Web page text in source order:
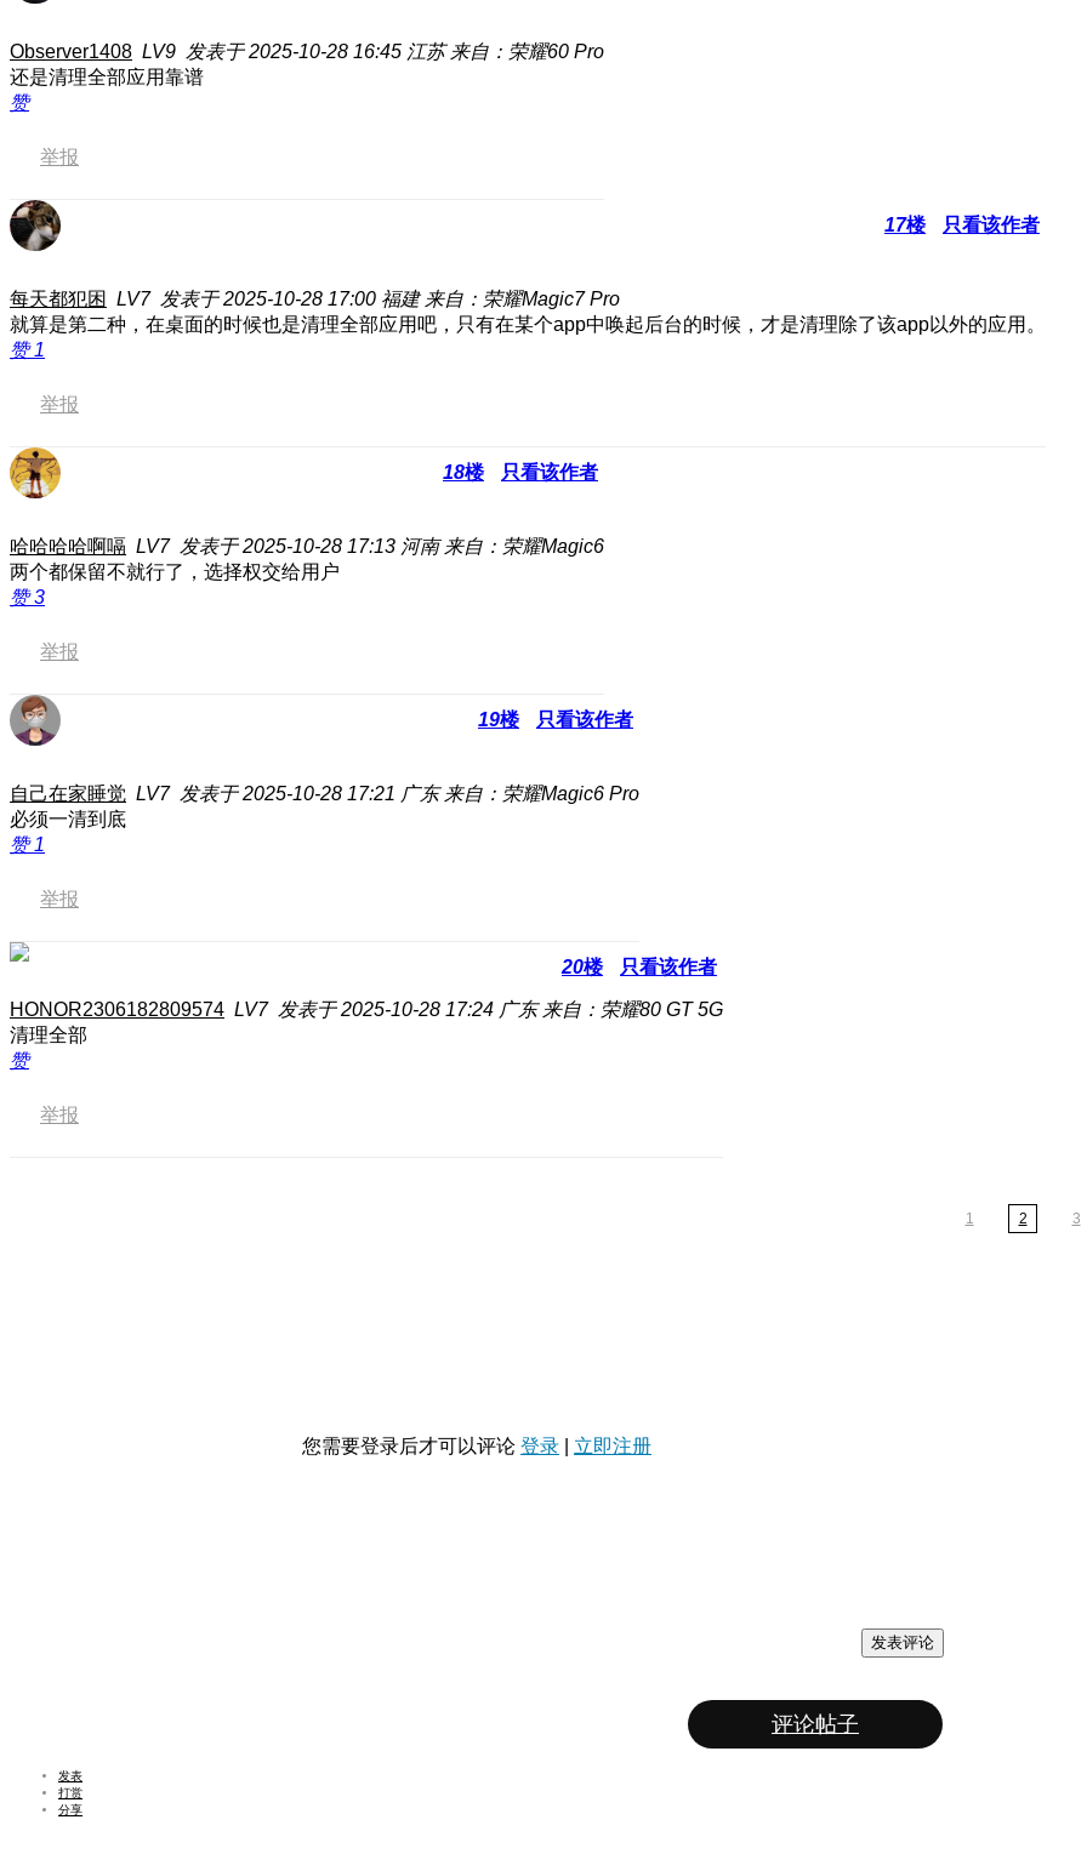
Observer1408 LV9 发表于 2025-10-28 16:45 江苏 来自：荣耀60 Pro
还是清理全部应用靠谱
赞
举报
17楼 只看该作者
每天都犯困 LV7 发表于 2025-10-28 17:00 福建 来自：荣耀Magic7 Pro
就算是第二种，在桌面的时候也是清理全部应用吧，只有在某个app中唤起后台的时候，才是清理除了该app以外的应用。
赞1
举报
18楼 只看该作者
哈哈哈哈啊嗝 LV7 发表于 2025-10-28 17:13 河南 来自：荣耀Magic6
两个都保留不就行了，选择权交给用户
赞3
举报
19楼 只看该作者
自己在家睡觉 LV7 发表于 2025-10-28 17:21 广东 来自：荣耀Magic6 Pro
必须一清到底
赞1
举报
20楼 只看该作者
HONOR2306182809574 LV7 发表于 2025-10-28 17:24 广东 来自：荣耀80 GT 5G
清理全部
赞
举报
1 2 3
您需要登录后才可以评论 登录 立即注册
发表评论
评论帖子
发表
打赏
分享